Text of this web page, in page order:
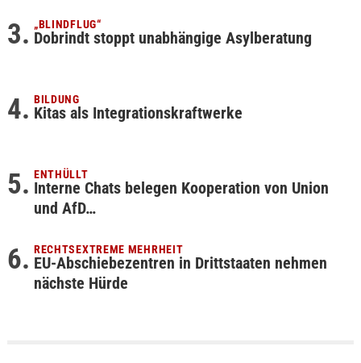
„BLINDFLUG“
Dobrindt stoppt unabhängige Asylberatung
BILDUNG
Kitas als Integrationskraftwerke
ENTHÜLLT
Interne Chats belegen Kooperation von Union
und AfD…
RECHTSEXTREME MEHRHEIT
EU-Abschiebezentren in Drittstaaten nehmen
nächste Hürde